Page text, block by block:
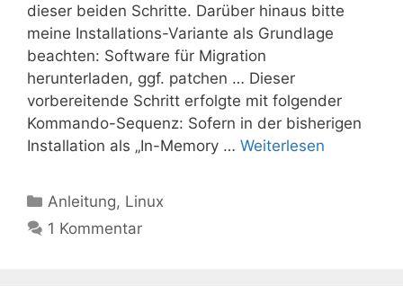
dieser beiden Schritte. Darüber hinaus bitte
meine Installations-Variante als Grundlage
beachten: Software für Migration
herunterladen, ggf. patchen … Dieser
vorbereitende Schritt erfolgte mit folgender
Kommando-Sequenz: Sofern in der bisherigen
Installation als „In-Memory … Weiterlesen
Kategorien
Anleitung, Linux
1 Kommentar